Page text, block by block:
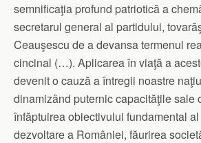
semnificaţia profund patriotică a
secretarul general al partidului,
Ceauşescu de a devansa termenul
cincinal (…). Aplicarea în viaţă a
devenit o cauză a întregii noastre
dinamizând puternic capacităţile sale
înfăptuirea obiectivului fundamental
dezvoltare a României, făurirea